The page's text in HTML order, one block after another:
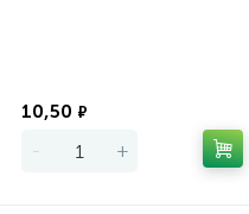
10,50 ₽
- +